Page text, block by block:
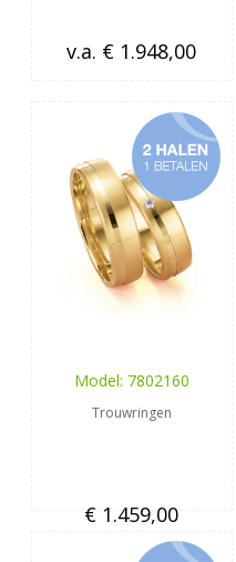
v.a. € 1.948,00
Model: 7802160
Trouwringen
€ 1.459,00